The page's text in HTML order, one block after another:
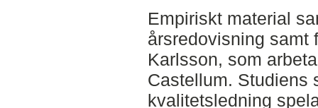
Empiriskt material
årsredovisning samt
Karlsson, som
Castellum. Studiens
kvalitetsledning